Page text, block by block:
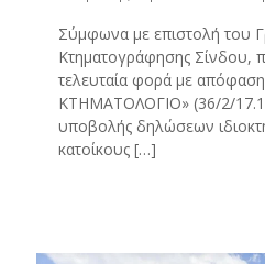
Σύμφωνα με επιστολή του
Κτηματογράφησης Σίνδου,
τελευταία φορά με
ΚΤΗΜΑΤΟΛΟΓΙΟ» (36/2/
υποβολής δηλώσεων
κατοίκους […]